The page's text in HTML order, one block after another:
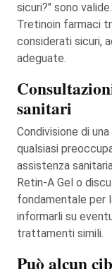
sicuri?" sono
Tretinoin farmaci
considerati sicuri,
adeguate.
sanitari
Condivisione di
qualsiasi
assistenza
Retin-A Gel o
fondamentale per
informarli su
trattamenti simili.
Può alcun